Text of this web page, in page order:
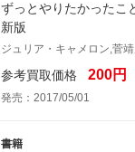
ずっとやりたかったこ
新版
ジュリア・キャメロン,菅
参考買取価格 200円
発売：2017/05/01
書籍